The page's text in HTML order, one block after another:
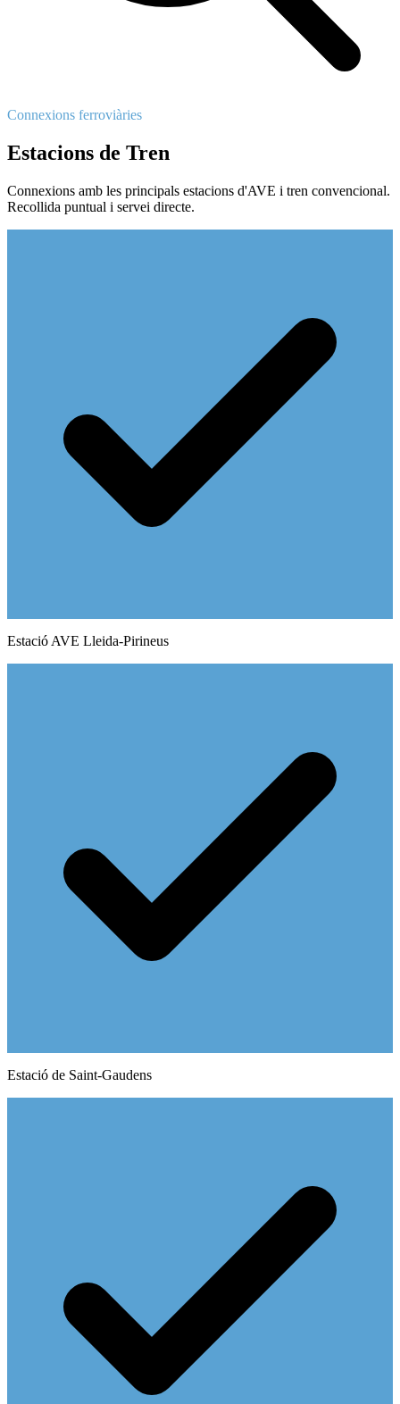
Connexions ferroviàries
Estacions de Tren
Connexions amb les principals estacions d'AVE i tren convencional.
Recollida puntual i servei directe.
Estació AVE Lleida-Pirineus
Estació de Saint-Gaudens